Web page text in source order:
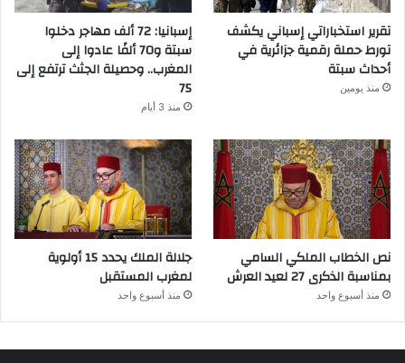
تقرير استخباراتي إسباني يكشف
تورط حملة رقمية جزائرية في
أحداث سبتة
منذ يومين
إسبانيا: 72 ألف مهاجر دخلوا
سبتة و70 ألفًا عادوا إلى
المغرب.. وحصيلة الجثث ترتفع إلى
75
منذ 3 أيام
نص الخطاب الملكي السامي
بمناسبة الذكرى 27 لعيد العرش
منذ أسبوع واحد
جلالة الملك يحدد 15 أولوية
لمغرب المستقبل
منذ أسبوع واحد